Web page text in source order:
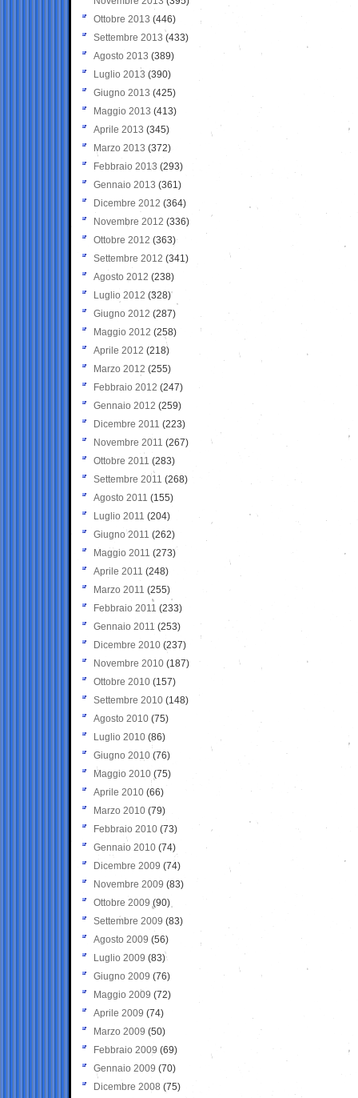
Ottobre 2013 (446)
Settembre 2013 (433)
Agosto 2013 (389)
Luglio 2013 (390)
Giugno 2013 (425)
Maggio 2013 (413)
Aprile 2013 (345)
Marzo 2013 (372)
Febbraio 2013 (293)
Gennaio 2013 (361)
Dicembre 2012 (364)
Novembre 2012 (336)
Ottobre 2012 (363)
Settembre 2012 (341)
Agosto 2012 (238)
Luglio 2012 (328)
Giugno 2012 (287)
Maggio 2012 (258)
Aprile 2012 (218)
Marzo 2012 (255)
Febbraio 2012 (247)
Gennaio 2012 (259)
Dicembre 2011 (223)
Novembre 2011 (267)
Ottobre 2011 (283)
Settembre 2011 (268)
Agosto 2011 (155)
Luglio 2011 (204)
Giugno 2011 (262)
Maggio 2011 (273)
Aprile 2011 (248)
Marzo 2011 (255)
Febbraio 2011 (233)
Gennaio 2011 (253)
Dicembre 2010 (237)
Novembre 2010 (187)
Ottobre 2010 (157)
Settembre 2010 (148)
Agosto 2010 (75)
Luglio 2010 (86)
Giugno 2010 (76)
Maggio 2010 (75)
Aprile 2010 (66)
Marzo 2010 (79)
Febbraio 2010 (73)
Gennaio 2010 (74)
Dicembre 2009 (74)
Novembre 2009 (83)
Ottobre 2009 (90)
Settembre 2009 (83)
Agosto 2009 (56)
Luglio 2009 (83)
Giugno 2009 (76)
Maggio 2009 (72)
Aprile 2009 (74)
Marzo 2009 (50)
Febbraio 2009 (69)
Gennaio 2009 (70)
Dicembre 2008 (75)